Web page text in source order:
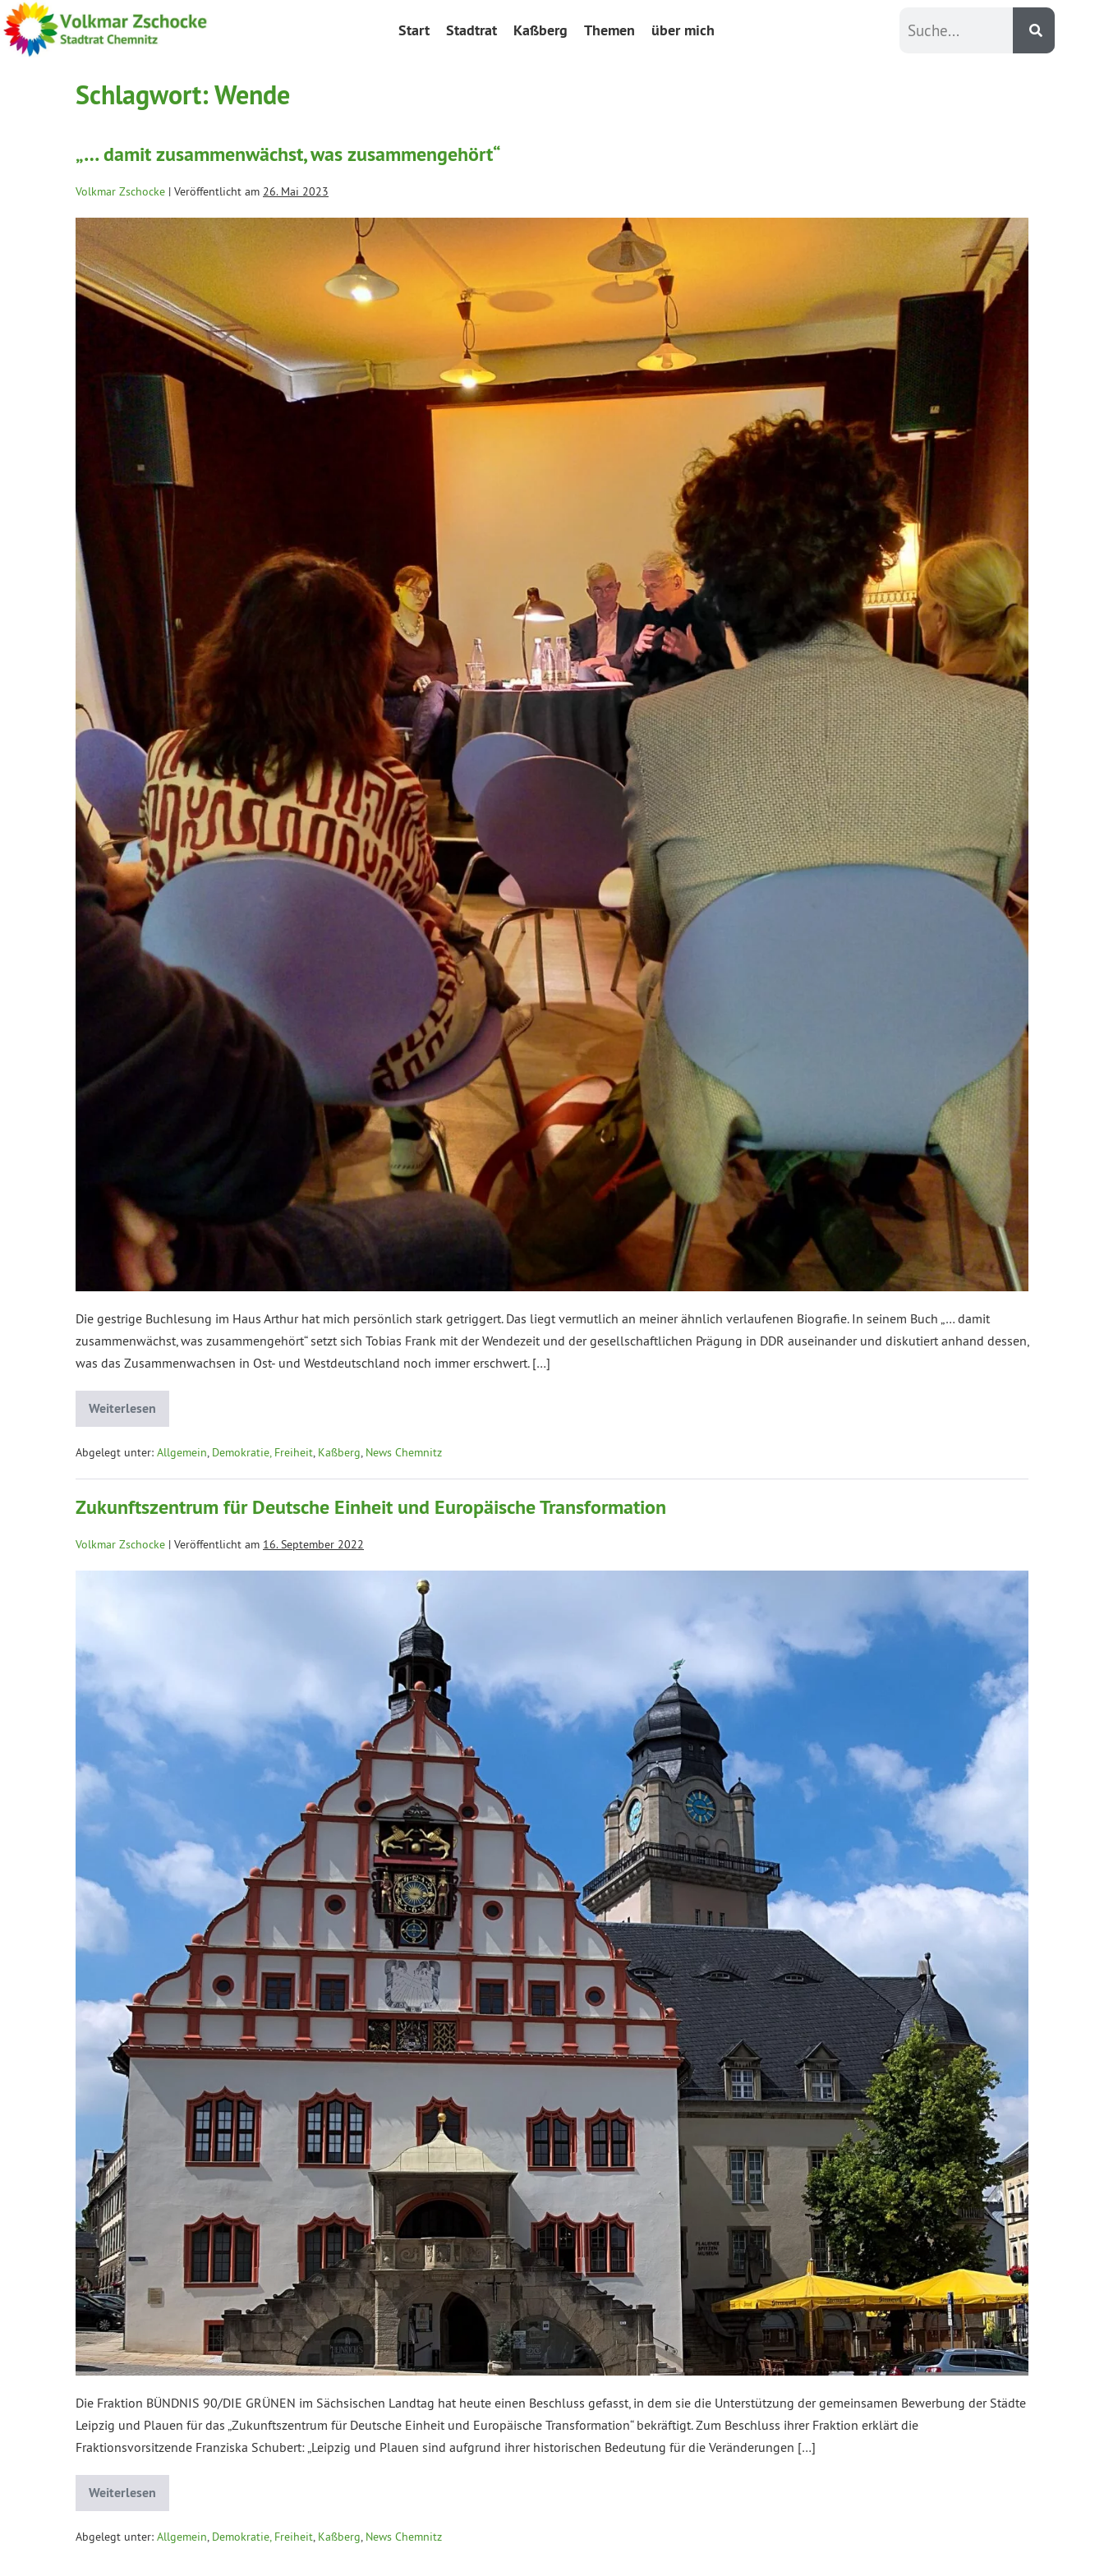
Start Stadtrat Kaßberg Themen über mich
Schlagwort:Wende
„… damit zusammenwächst, was zusammengehört“
Volkmar Zschocke | Veröffentlicht am 26. Mai 2023
Die gestrige Buchlesung im Haus Arthur hat mich persönlich stark getriggert. Das liegt vermutlich an meiner ähnlich verlaufenen Biografie. In seinem Buch „… damit
zusammenwächst, was zusammengehört“ setzt sich Tobias Frank mit der Wendezeit und der gesellschaftlichen Prägung in DDR auseinander und diskutiert anhand dessen,
was das Zusammenwachsen in Ost- und Westdeutschland noch immer erschwert. […]
Weiterlesen
Abgelegt unter: Allgemein, Demokratie, Freiheit, Kaßberg, News Chemnitz
Zukunftszentrum für Deutsche Einheit und Europäische Transformation
Volkmar Zschocke | Veröffentlicht am 16. September 2022
Die Fraktion BÜNDNIS 90/DIE GRÜNEN im Sächsischen Landtag hat heute einen Beschluss gefasst, in dem sie die Unterstützung der gemeinsamen Bewerbung der Städte
Leipzig und Plauen für das „Zukunftszentrum für Deutsche Einheit und Europäische Transformation“ bekräftigt. Zum Beschluss ihrer Fraktion erklärt die
Fraktionsvorsitzende Franziska Schubert: „Leipzig und Plauen sind aufgrund ihrer historischen Bedeutung für die Veränderungen […]
Weiterlesen
Abgelegt unter: Allgemein, Demokratie, Freiheit, Kaßberg, News Chemnitz